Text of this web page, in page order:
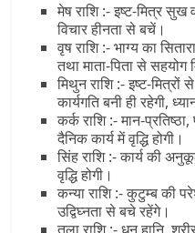
मेष राशि :- इष्ट-मित्र सुख
विचार हीनता से बचें।
वृष राशि :- भाग्य का
तथा माता-पिता से सहयोग
मिथुन राशि :- इष्ट-मित्रों
कार्यगति बनी ही रहेगी,
कर्क राशि :- मान-
दैनिक कार्य में वृद्धि होगी।
सिंह राशि :- कार्य की
वृद्धि होगी।
कन्या राशि :- कुटुम्ब की
उद्विघ्नता से बचे रहेंगे।